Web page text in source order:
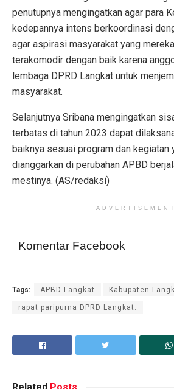
penutupnya mengingatkan agar para
kedepannya intens berkoordinasi
agar aspirasi masyarakat yang
terakomodir dengan baik karena
lembaga DPRD Langkat untuk
masyarakat.
Selanjutnya Sribana mengingatkan
terbatas di tahun 2023 dapat
baiknya sesuai program dan kegiatan
dianggarkan di perubahan APBD
mestinya. (AS/redaksi)
ADVERTISEMENT
Komentar Facebook
Tags: APBD Langkat Kabupaten
rapat paripurna DPRD Langkat.